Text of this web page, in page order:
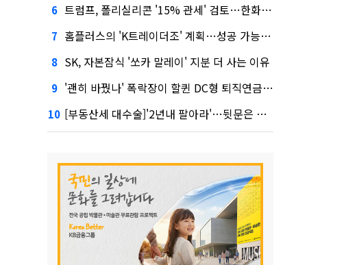
6 트럼프, 폴리실리콘 '15% 관세' 검토…한화큐셀·OCI 영향은?
7 홈플러스의 'K트레이더조' 계획…성공 가능성은 '글쎄'
8 SK, 자본잠식 '쏘카 말레이' 지분 더 사는 이유
9 '괜히 바꿨나' 폭락장이 할퀸 DC형 퇴직연금…전문가 조언은
10 [부동산세 대수술]'2년내 팔아라'…뒷문은 열었다